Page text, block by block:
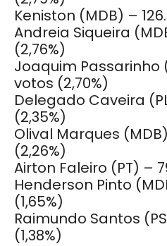
Keniston (MDB) –
Andreia Siqueira
(2,76%)
Joaquim Passarinho
votos (2,70%)
Delegado Caveira
(2,35%)
Olival Marques
(2,26%)
Airton Faleiro (PT) –
Henderson Pinto
(1,65%)
Raimundo Santos
(1,38%)